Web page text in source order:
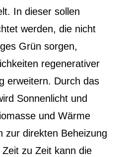
In dieser sollen
werden, die nicht
Grün sorgen,
regenerativer
erweitern. Durch das
Sonnenlicht und
und Wärme
zur direkten Beheizung
zu Zeit kann die